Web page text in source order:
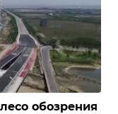
обозрения